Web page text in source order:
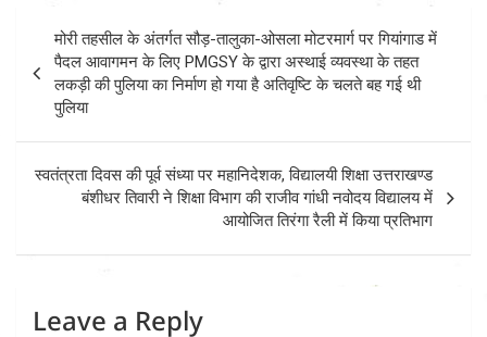
Post
navigation
मोरी तहसील के अंतर्गत सौड़-तालुका-ओसला मोटरमार्ग पर गियांगाड में
पैदल आवागमन के लिए PMGSY के द्वारा अस्थाई व्यवस्था के तहत
लकड़ी की पुलिया का निर्माण हो गया है अतिवृष्टि के चलते बह गई थी
पुलिया
स्वतंत्रता दिवस की पूर्व संध्या पर महानिदेशक, विद्यालयी शिक्षा उत्तराखण्ड
बंशीधर तिवारी ने शिक्षा विभाग की राजीव गांधी नवोदय विद्यालय में
आयोजित तिरंगा रैली में किया प्रतिभाग
Leave a Reply